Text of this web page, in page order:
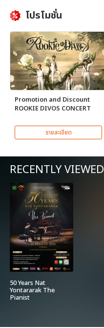
โปรโมชั่น
Promotion and Discount
ROOKIE DIVOS CONCERT
รายละเอียด
RECENTLY VIEWED
50 Years Nat
Yontararak The
Pianist